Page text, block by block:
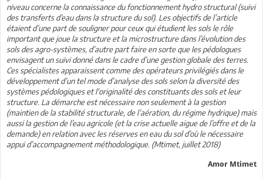
niveau concerne la connaissance du fonctionnement hydro structural (suivi
des transferts d’eau dans la structure du sol). Les objectifs de l’article
étaient d’une part de souligner pour ceux qui étudient les sols le rôle
important que joue la structure et la microstructure dans l’évolution des
sols des agro-systèmes, d’autre part faire en sorte que les pédologues
envisagent un suivi donné dans le cadre d’une gestion globale des terres.
Ces spécialistes apparaissent comme des opérateurs privilégiés dans le
développement d’un tel mode d’analyse des sols selon la diversité des
systèmes pédologiques et l'originalité des constituants des sols et leur
structure. La démarche est nécessaire non seulement à la gestion
(maintien de la stabilité structurale, de l’aération, du régime hydrique) mais
aussi la gestion de l’eau agricole (et la crise actuelle aigue de l’offre et de la
demande) en relation avec les réserves en eau du sol d’où le nécessaire
appui d’accompagnement méthodologique. (Mtimet, juillet 2018)
Amor Mtimet